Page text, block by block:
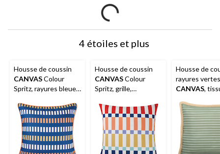
4 étoiles et plus
Housse de coussin
CANVASColour
Spritz, rayures bleues,
housse de coussin
seulement, 18 x 18 po
Housse de coussin
CANVASColour
Spritz, grille,
housse de coussin
seulement, 18 x 18 po
Housse de
rayures vertes
CANVAS,
taches et à la
décoloration,
housse sans
18 x 18 po